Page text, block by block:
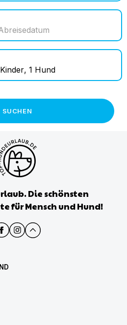
Kinder, 1 Hund
SUCHEN
Die schönsten
für Mensch und Hund!